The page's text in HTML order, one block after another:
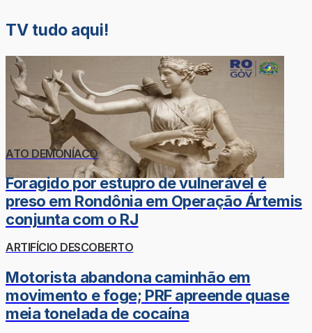
TV tudo aqui!
ATO DEMONÍACO
Foragido por estupro de vulnerável é
preso em Rondônia em Operação Ártemis
conjunta com o RJ
ARTIFÍCIO DESCOBERTO
Motorista abandona caminhão em
movimento e foge; PRF apreende quase
meia tonelada de cocaína